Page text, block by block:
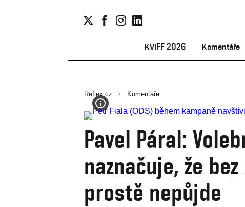
KVIFF 2026 Komentáře
Reflex.cz Komentáře
Pavel Páral:
naznačuje, že
prostě nepůjde